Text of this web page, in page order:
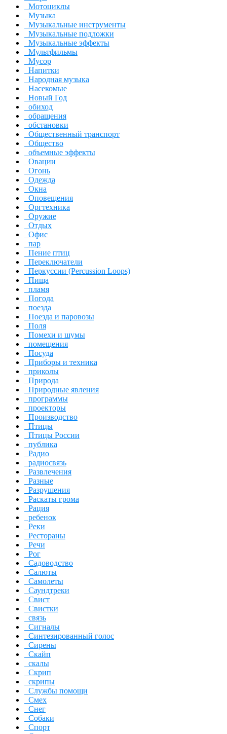
Мотоциклы
Музыка
Музыкальные инструменты
Музыкальные подложки
Музыкальные эффекты
Мультфильмы
Мусор
Напитки
Народная музыка
Насекомые
Новый Год
обиход
обращения
обстановки
Общественный транспорт
Общество
объемные эффекты
Овации
Огонь
Одежда
Окна
Оповещения
Оргтехника
Оружие
Отдых
Офис
пар
Пение птиц
Переключатели
Перкуссии (Percussion Loops)
Пища
пламя
Погода
поезда
Поезда и паровозы
Поля
Помехи и шумы
помещения
Посуда
Приборы и техника
приколы
Природа
Природные явления
программы
проекторы
Производство
Птицы
Птицы России
публика
Радио
радиосвязь
Развлечения
Разные
Разрушения
Раскаты грома
Рация
ребенок
Реки
Рестораны
Речи
Рог
Садоводство
Салюты
Самолеты
Саундтреки
Свист
Свистки
связь
Сигналы
Синтезированный голос
Сирены
Скайп
скалы
Скрип
скрипы
Службы помощи
Смех
Снег
Собаки
Спорт